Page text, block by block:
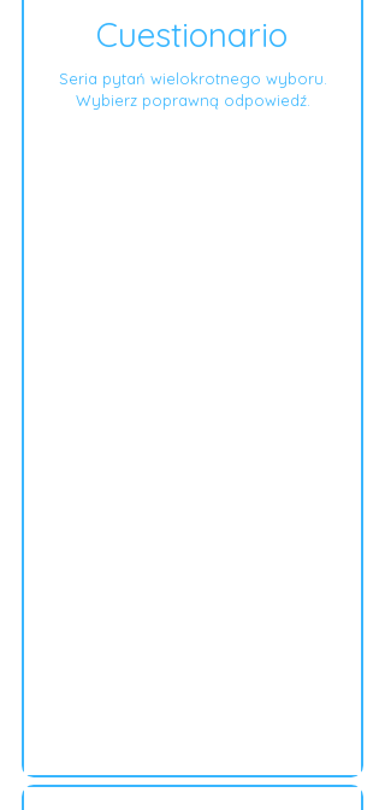
Cuestionario
Seria pytań wielokrotnego wyboru.
Wybierz poprawną odpowiedź.